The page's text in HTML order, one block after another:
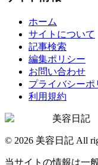
ホーム
サイトについて
記事検索
編集ポリシー
お問い合わせ
プライバシーポ
利用規約
美容日記
© 2026 美容日記 All
当サイトの情報は一